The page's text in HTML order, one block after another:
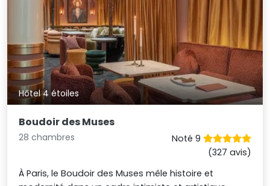
Hôtel 4 étoiles
Boudoir des Muses
28 chambres
Noté 9
(327 avis)
À Paris, le Boudoir des Muses mêle histoire et